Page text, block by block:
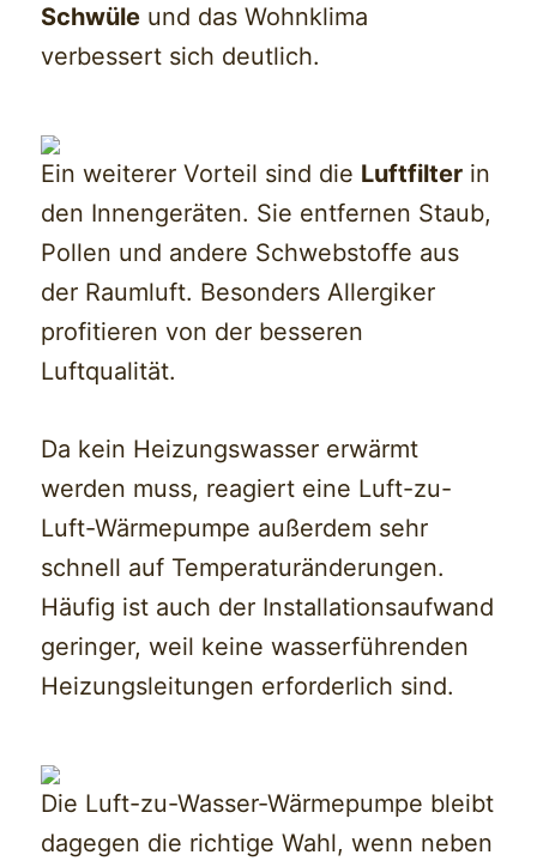
Schwüle und das Wohnklima
verbessert sich deutlich.
Ein weiterer Vorteil sind die Luftfilter in
den Innengeräten. Sie entfernen Staub,
Pollen und andere Schwebstoffe aus
der Raumluft. Besonders Allergiker
profitieren von der besseren
Luftqualität.
Da kein Heizungswasser erwärmt
werden muss, reagiert eine Luft-zu-
Luft-Wärmepumpe außerdem sehr
schnell auf Temperaturänderungen.
Häufig ist auch der Installationsaufwand
geringer, weil keine wasserführenden
Heizungsleitungen erforderlich sind.
Die Luft-zu-Wasser-Wärmepumpe bleibt
dagegen die richtige Wahl, wenn neben